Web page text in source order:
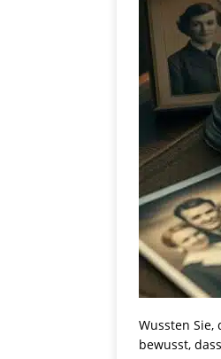
Wussten
bewusst,